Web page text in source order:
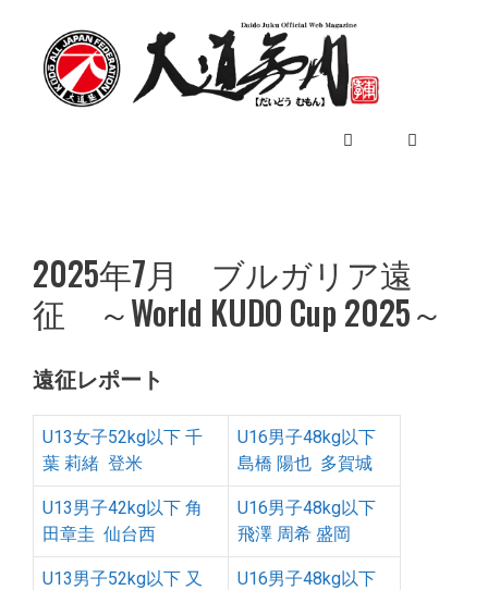
2025年7月 ブルガリア遠
征 ～World KUDO Cup 2025～
遠征レポート
U13女子52kg以下 千
葉 莉緒 登米
U16男子48kg以下
島橋 陽也 多賀城
U13男子42kg以下 角
田章圭 仙台西
U16男子48kg以下
飛澤 周希 盛岡
U13男子52kg以下 又
U16男子48kg以下